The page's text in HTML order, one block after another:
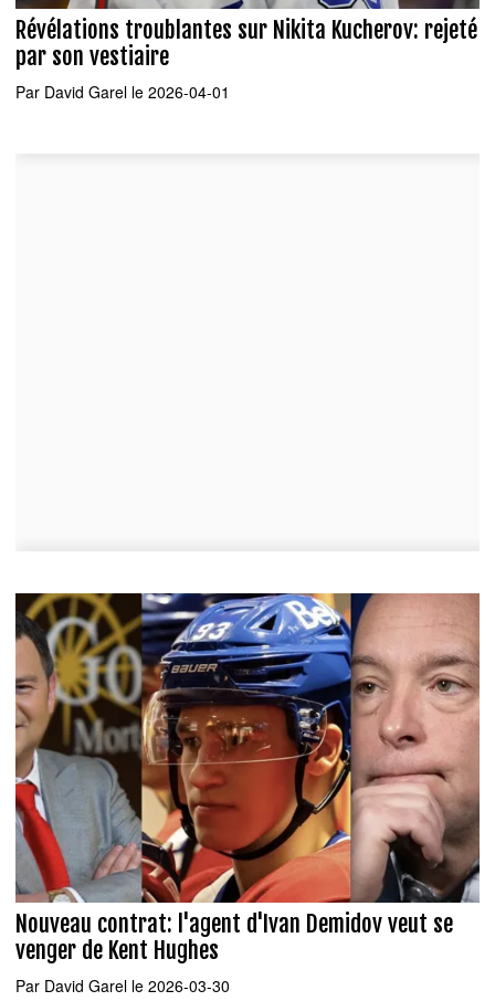
Révélations troublantes sur Nikita Kucherov: rejeté
par son vestiaire
Par David Garel le 2026-04-01
Nouveau contrat: l'agent d'Ivan Demidov veut se
venger de Kent Hughes
Par David Garel le 2026-03-30